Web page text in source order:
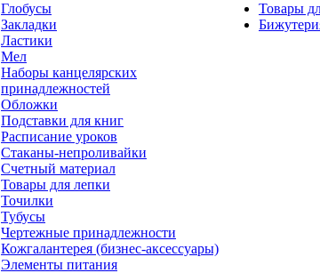
Глобусы
Закладки
Ластики
Мел
Наборы канцелярских
принадлежностей
Обложки
Подставки для книг
Расписание уроков
Стаканы-непроливайки
Счетный материал
Товары для лепки
Точилки
Тубусы
Чертежные принадлежности
Кожгалантерея (бизнес-аксессуары)
Элементы питания
Товары